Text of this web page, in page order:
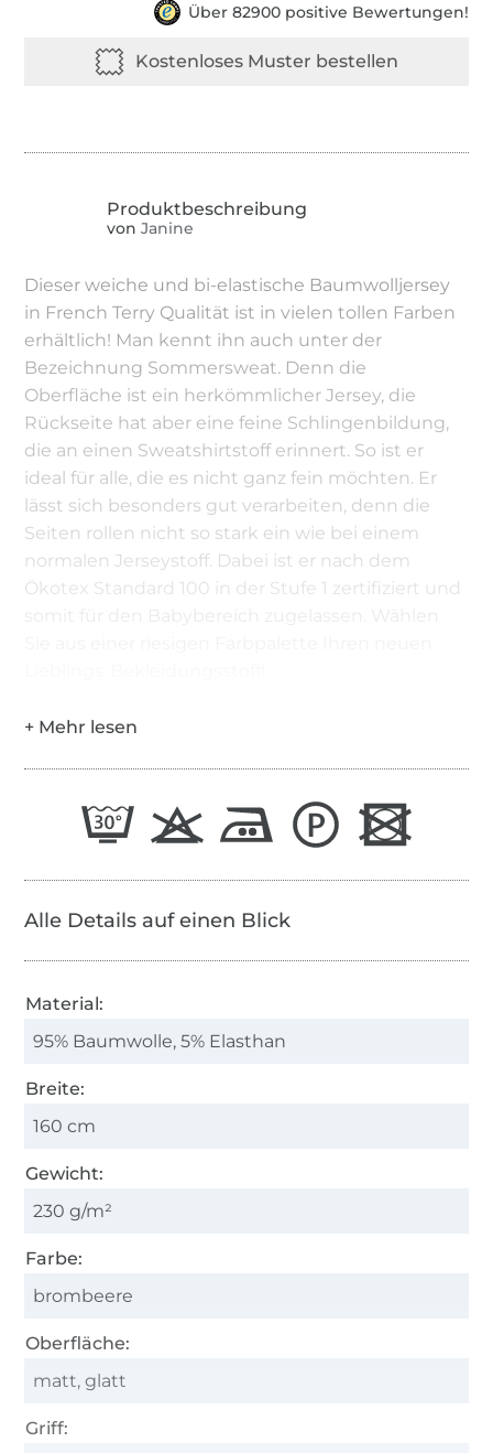
Über 82900 positive Bewertungen!
von Janine
Dieser weiche und bi-elastische Baumwolljersey
in French Terry Qualität ist in vielen tollen Farben
erhältlich! Man kennt ihn auch unter der
Bezeichnung Sommersweat. Denn die
Oberfläche ist ein herkömmlicher Jersey, die
Rückseite hat aber eine feine Schlingenbildung,
die an einen Sweatshirtstoff erinnert. So ist er
ideal für alle, die es nicht ganz fein möchten. Er
lässt sich besonders gut verarbeiten, denn die
Seiten rollen nicht so stark ein wie bei einem
normalen Jerseystoff. Dabei ist er nach dem
Ökotex Standard 100 in der Stufe 1 zertifiziert und
Alle Details auf einen Blick
Material:
95% Baumwolle, 5% Elasthan
Breite:
160 cm
Gewicht:
230 g/m²
Farbe:
brombeere
Oberfläche:
matt, glatt
Griff: